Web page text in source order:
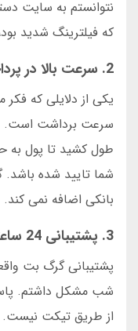
نتوانستم به سایت
که فیلترینگ شدید
2. سرعت بالا در پرداخت ها
یکی از دلایلی که
طول کشید تا پول به
شما تایید شده
بانکی اضافه نمی کند.
3. پشتیبانی 24 ساعته
شب مشکل داشتم.
از طریق تیکت نیست.